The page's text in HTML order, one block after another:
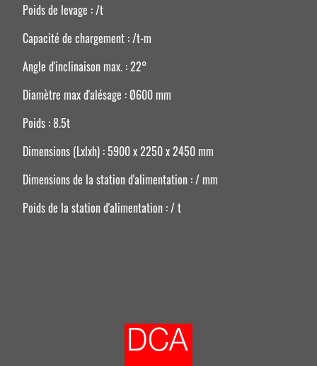
Poids de levage : /t
Capacité de chargement : /t-m
Angle d'inclinaison max. : 22°
Diamètre max d'alésage : Ø600 mm
Poids : 8.5t
Dimensions (Lxlxh) : 5900 x 2250 x 2450 mm
Dimensions de la station d'alimentation : / mm
Poids de la station d'alimentation : / t